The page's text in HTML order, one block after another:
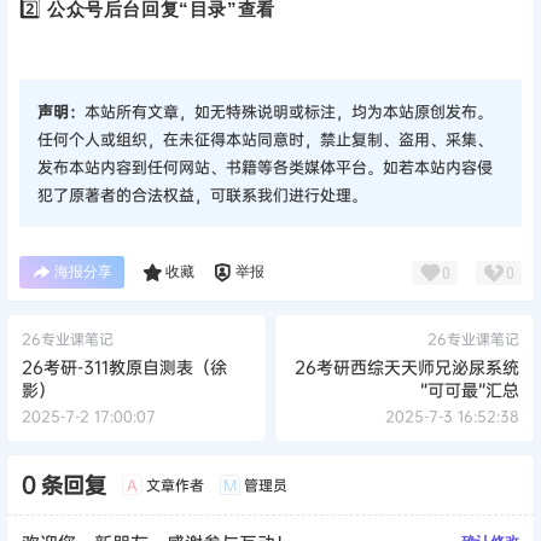
2️⃣公众号后台回复“目录”查看
声明： 本站所有文章，如无特殊说明或标注，均为本站原创发布。
任何个人或组织，在未征得本站同意时，禁止复制、盗用、采集、
发布本站内容到任何网站、书籍等各类媒体平台。如若本站内容侵
犯了原著者的合法权益，可联系我们进行处理。
海报分享 收藏 举报 0 0
26专业课笔记
26考研-311教原自测表（徐
影）
2025-7-2 17:00:07
26专业课笔记
26考研西综天天师兄泌尿系统
“可可最”汇总
2025-7-3 16:52:38
0 条回复 A 文章作者 M 管理员